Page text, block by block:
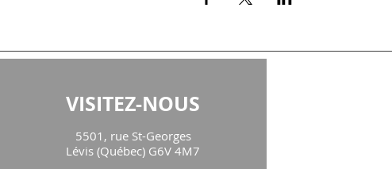
VISITEZ-NOUS
5501, rue St-Georges
Lévis (Québec) G6V 4M7